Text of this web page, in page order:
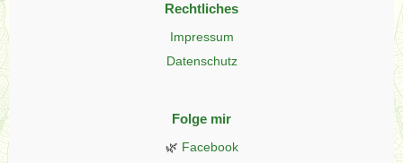
Rechtliches
Impressum
Datenschutz
Folge mir
🌿 Facebook